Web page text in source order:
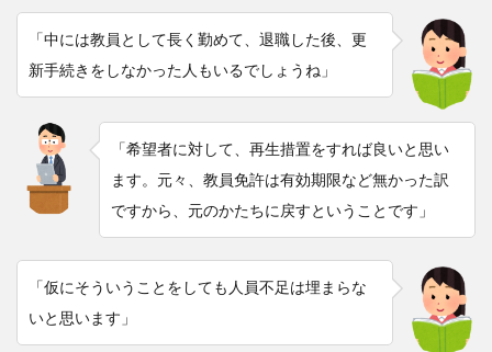
「中には教員として長く勤めて、退職した後、更
新手続きをしなかった人もいるでしょうね」
「希望者に対して、再生措置をすれば良いと思い
ます。元々、教員免許は有効期限など無かった訳
ですから、元のかたちに戻すということです」
「仮にそういうことをしても人員不足は埋まらな
いと思います」